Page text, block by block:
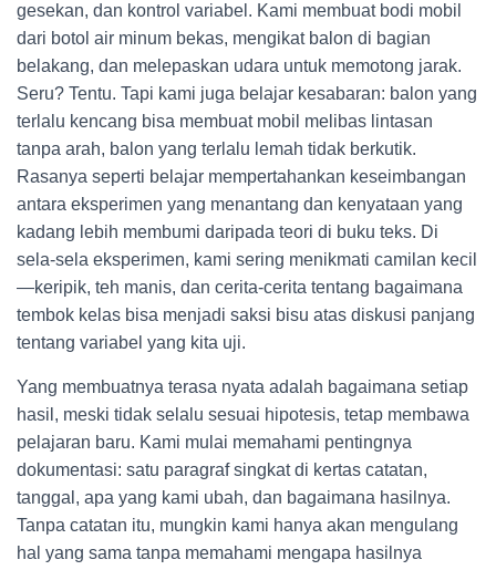
gesekan, dan kontrol variabel. Kami membuat bodi mobil
dari botol air minum bekas, mengikat balon di bagian
belakang, dan melepaskan udara untuk memotong jarak.
Seru? Tentu. Tapi kami juga belajar kesabaran: balon yang
terlalu kencang bisa membuat mobil melibas lintasan
tanpa arah, balon yang terlalu lemah tidak berkutik.
Rasanya seperti belajar mempertahankan keseimbangan
antara eksperimen yang menantang dan kenyataan yang
kadang lebih membumi daripada teori di buku teks. Di
sela-sela eksperimen, kami sering menikmati camilan kecil
—keripik, teh manis, dan cerita-cerita tentang bagaimana
tembok kelas bisa menjadi saksi bisu atas diskusi panjang
tentang variabel yang kita uji.
Yang membuatnya terasa nyata adalah bagaimana setiap
hasil, meski tidak selalu sesuai hipotesis, tetap membawa
pelajaran baru. Kami mulai memahami pentingnya
dokumentasi: satu paragraf singkat di kertas catatan,
tanggal, apa yang kami ubah, dan bagaimana hasilnya.
Tanpa catatan itu, mungkin kami hanya akan mengulang
hal yang sama tanpa memahami mengapa hasilnya